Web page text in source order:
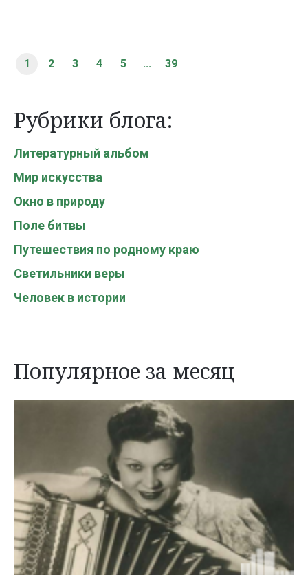
1 2 3 4 5 ... 39
Рубрики блога:
Литературный альбом
Мир искусства
Окно в природу
Поле битвы
Путешествия по родному краю
Светильники веры
Человек в истории
Популярное за месяц